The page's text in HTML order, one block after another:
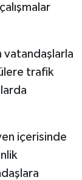
vatandaşlarla
trafik
içerisinde